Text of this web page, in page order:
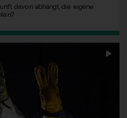
davon abhängt, die eigene